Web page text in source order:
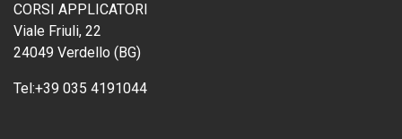
CORSI APPLICATORI
Viale Friuli, 22
24049 Verdello (BG)
Tel:+39 035 4191044